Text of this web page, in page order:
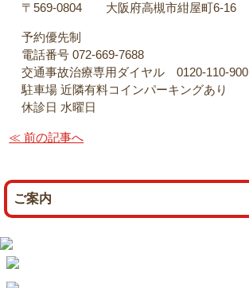
〒569-0804 大阪府高槻市紺屋町6-16
予約優先制
電話番号 072-669-7688
交通事故治療専用ダイヤル 0120-110-900
駐車場 近隣有料コインパーキングあり
休診日 水曜日
≪ 前の記事へ
ご案内